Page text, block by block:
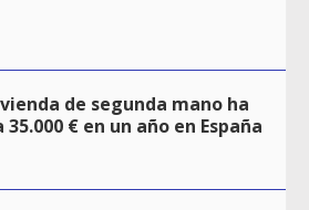
de segunda mano ha
€ en un año en España